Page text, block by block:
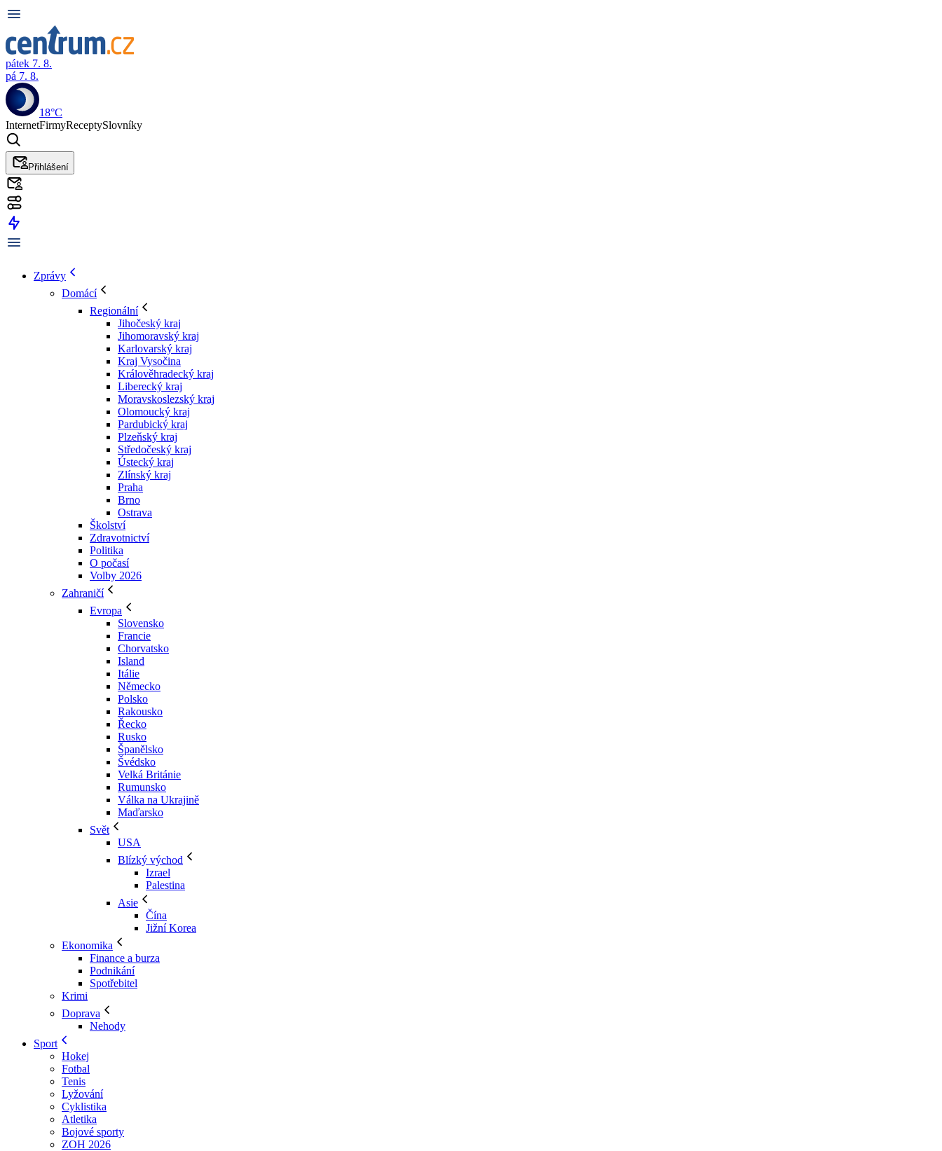
pátek 7. 8.
pá 7. 8.
18°C
InternetFirmyReceptySlovníky
Přihlášení
Zprávy
Domácí
Regionální
Jihočeský kraj
Jihomoravský kraj
Karlovarský kraj
Kraj Vysočina
Králověhradecký kraj
Liberecký kraj
Moravskoslezský kraj
Olomoucký kraj
Pardubický kraj
Plzeňský kraj
Středočeský kraj
Ústecký kraj
Zlínský kraj
Praha
Brno
Ostrava
Školství
Zdravotnictví
Politika
O počasí
Volby 2026
Zahraničí
Evropa
Slovensko
Francie
Chorvatsko
Island
Itálie
Německo
Polsko
Rakousko
Řecko
Rusko
Španělsko
Švédsko
Velká Británie
Rumunsko
Válka na Ukrajině
Maďarsko
Svět
USA
Blízký východ
Izrael
Palestina
Asie
Čína
Jižní Korea
Ekonomika
Finance a burza
Podnikání
Spotřebitel
Krimi
Doprava
Nehody
Sport
Hokej
Fotbal
Tenis
Lyžování
Cyklistika
Atletika
Bojové sporty
ZOH 2026